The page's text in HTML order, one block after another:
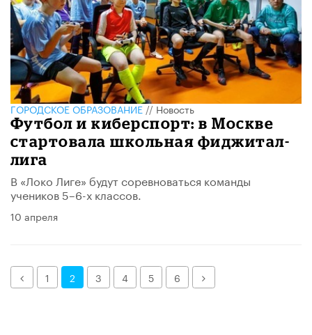
ГОРОДСКОЕ ОБРАЗОВАНИЕ//Новость
Футбол и киберспорт: в Москве
стартовала школьная фиджитал-
лига
В «Локо Лиге» будут соревноваться команды
учеников 5–6-х классов.
10 апреля
Назад1 2 3 4 5 6 Далее